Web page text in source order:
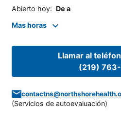
Abierto hoy: De a
Mas horas
Llamar al
(219)
(Servicios de autoevaluación)